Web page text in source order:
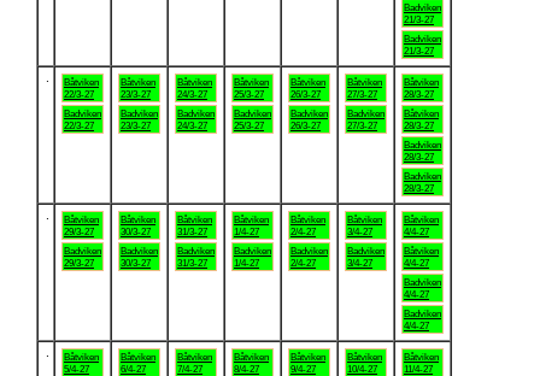
Badviken
21/3-27
Badviken
21/3-27
Båtviken
22/3-27
Badviken
22/3-27
Båtviken
23/3-27
Badviken
23/3-27
Båtviken
24/3-27
Badviken
24/3-27
Båtviken
25/3-27
Badviken
25/3-27
Båtviken
26/3-27
Badviken
26/3-27
Båtviken
27/3-27
Badviken
27/3-27
Båtviken
28/3-27
Båtviken
28/3-27
Badviken
28/3-27
Badviken
28/3-27
Båtviken
29/3-27
Badviken
29/3-27
Båtviken
30/3-27
Badviken
30/3-27
Båtviken
31/3-27
Badviken
31/3-27
Båtviken
1/4-27
Badviken
1/4-27
Båtviken
2/4-27
Badviken
2/4-27
Båtviken
3/4-27
Badviken
3/4-27
Båtviken
4/4-27
Båtviken
4/4-27
Badviken
4/4-27
Badviken
4/4-27
Båtviken
5/4-27
Båtviken
6/4-27
Båtviken
7/4-27
Båtviken
8/4-27
Båtviken
9/4-27
Båtviken
10/4-27
Båtviken
11/4-27